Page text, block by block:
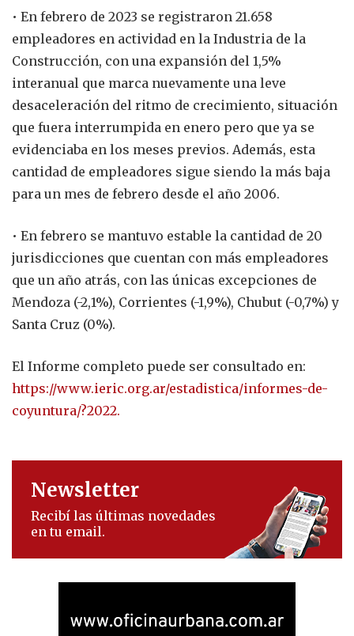
• En febrero de 2023 se registraron 21.658
empleadores en actividad en la Industria de la
Construcción, con una expansión del 1,5%
interanual que marca nuevamente una leve
desaceleración del ritmo de crecimiento, situación
que fuera interrumpida en enero pero que ya se
evidenciaba en los meses previos. Además, esta
cantidad de empleadores sigue siendo la más baja
para un mes de febrero desde el año 2006.
• En febrero se mantuvo estable la cantidad de 20
jurisdicciones que cuentan con más empleadores
que un año atrás, con las únicas excepciones de
Mendoza (-2,1%), Corrientes (-1,9%), Chubut (-0,7%) y
Santa Cruz (0%).
El Informe completo puede ser consultado en:
https://www.ieric.org.ar/estadistica/informes-de-
coyuntura/?2022.
Newsletter
Recibí las últimas novedades
en tu email.